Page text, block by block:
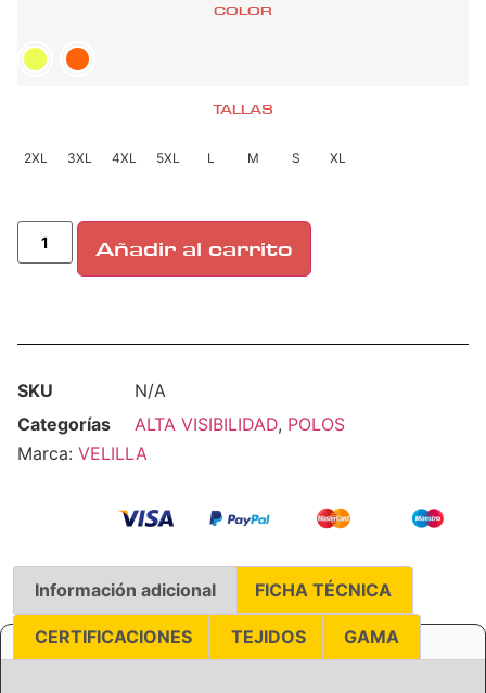
COLOR
TALLAS
2XL 3XL 4XL 5XL L M S XL
Añadir al carrito
SKU
N/A
Categorías
ALTA VISIBILIDAD, POLOS
Marca: VELILLA
Información adicional FICHA TÉCNICA
CERTIFICACIONES TEJIDOS GAMA